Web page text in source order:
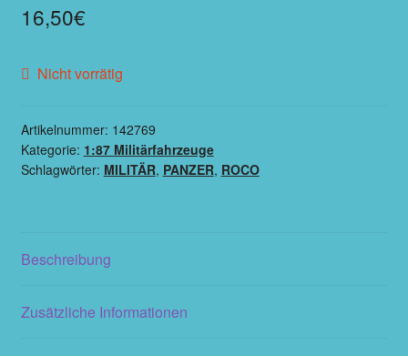
16,50€
Nicht vorrätig
Artikelnummer: 142769
Kategorie: 1:87 Militärfahrzeuge
Schlagwörter: MILITÄR, PANZER, ROCO
Beschreibung
Zusätzliche Informationen